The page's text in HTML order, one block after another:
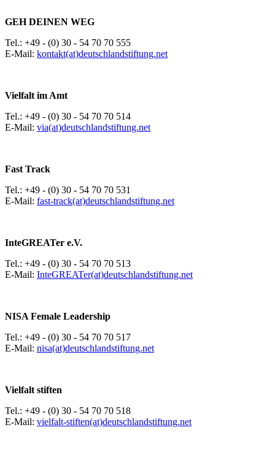
GEH DEINEN WEG
Tel.: +49 - (0) 30 - 54 70 70 555
E-Mail: kontakt(at)deutschlandstiftung.net
Vielfalt im Amt
Tel.: +49 - (0) 30 - 54 70 70 514
E-Mail: via(at)deutschlandstiftung.net
Fast Track
Tel.: +49 - (0) 30 - 54 70 70 531
E-Mail: fast-track(at)deutschlandstiftung.net
InteGREATer e.V.
Tel.: +49 - (0) 30 - 54 70 70 513
E-Mail: InteGREATer(at)deutschlandstiftung.net
NISA Female Leadership
Tel.: +49 - (0) 30 - 54 70 70 517
E-Mail: nisa(at)deutschlandstiftung.net
Vielfalt stiften
Tel.: +49 - (0) 30 - 54 70 70 518
E-Mail: vielfalt-stiften(at)deutschlandstiftung.net